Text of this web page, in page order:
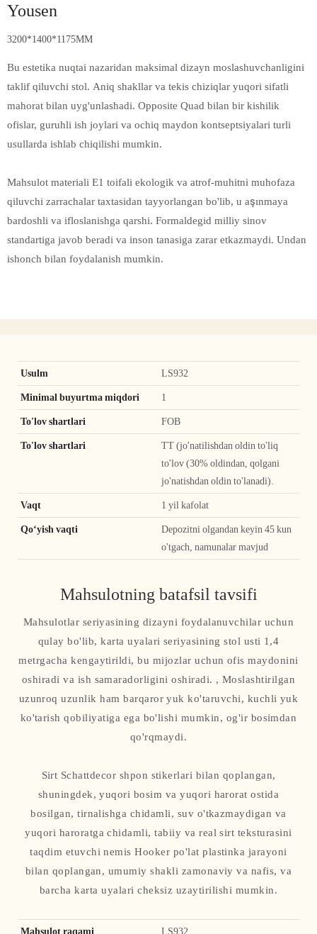
Yousen
3200*1400*1175MM
Bu estetika nuqtai nazaridan maksimal dizayn moslashuvchanligini
taklif qiluvchi stol. Aniq shakllar va tekis chiziqlar yuqori sifatli
mahorat bilan uyg'unlashadi. Opposite Quad bilan bir kishilik
ofislar, guruhli ish joylari va ochiq maydon kontseptsiyalari turli
usullarda ishlab chiqilishi mumkin.
Mahsulot materiali E1 toifali ekologik va atrof-muhitni muhofaza
qiluvchi zarrachalar taxtasidan tayyorlangan bo'lib, u aşınmaya
bardoshli va ifloslanishga qarshi. Formaldegid milliy sinov
standartiga javob beradi va inson tanasiga zarar etkazmaydi. Undan
ishonch bilan foydalanish mumkin.
Usulm LS932
Minimal buyurtma miqdori 1
To'lov shartlari FOB
To'lov shartlari
TT (jo'natilishdan oldin to'liq
to'lov (30% oldindan, qolgani
jo'natishdan oldin to'lanadi).
Vaqt 1 yil kafolat
Qoʻyish vaqti
Depozitni olgandan keyin 45 kun
o'tgach, namunalar mavjud
Mahsulotning batafsil tavsifi
Mahsulotlar seriyasining dizayni foydalanuvchilar uchun
qulay bo'lib, karta uyalari seriyasining stol usti 1,4
metrgacha kengaytirildi, bu mijozlar uchun ofis maydonini
oshiradi va ish samaradorligini oshiradi. , Moslashtirilgan
uzunroq uzunlik ham barqaror yuk ko'taruvchi, kuchli yuk
ko'tarish qobiliyatiga ega bo'lishi mumkin, og'ir bosimdan
qo'rqmaydi.
Sirt Schattdecor shpon stikerlari bilan qoplangan,
shuningdek, yuqori bosim va yuqori harorat ostida
bosilgan, tirnalishga chidamli, suv o'tkazmaydigan va
yuqori haroratga chidamli, tabiiy va real sirt teksturasini
taqdim etuvchi nemis Hooker po'lat plastinka jarayoni
bilan qoplangan, umumiy shakli zamonaviy va nafis, va
barcha karta uyalari cheksiz uzaytirilishi mumkin.
Mahsulot raqami LS932